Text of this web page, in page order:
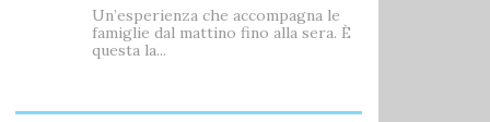
Un’esperienza che accompagna le
famiglie dal mattino fino alla sera. È
questa la...